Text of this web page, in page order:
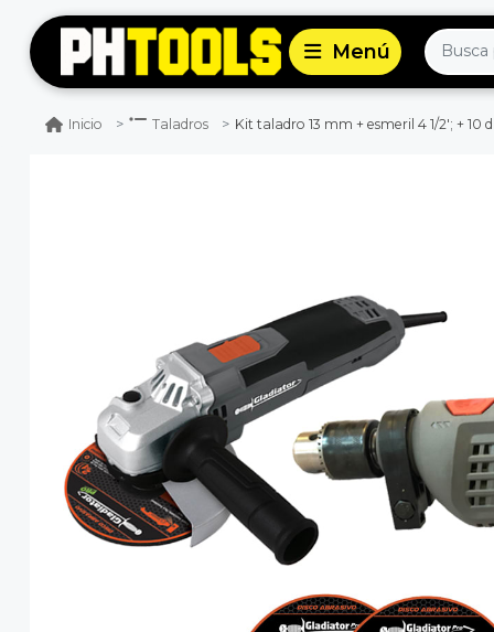
Inicio Taladros Kit taladro 13 mm + esmeril 4 1/2'; + 10